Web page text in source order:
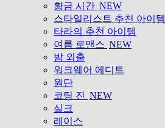
황금 시간 NEW
스타일리스트 추천 아이템
타라의 추천 아이템
여름 로맨스 NEW
밤 외출
워크웨어 에디트
원단
코팅 진 NEW
실크
레이스